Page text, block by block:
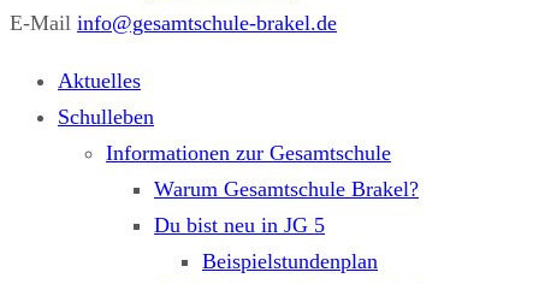
E-Mail info@gesamtschule-brakel.de
Aktuelles
Schulleben
Informationen zur Gesamtschule
Warum Gesamtschule Brakel?
Du bist neu in JG 5
Beispielstundenplan